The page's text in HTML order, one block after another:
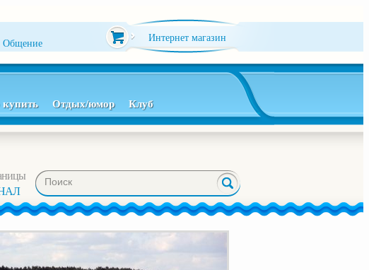
Общение
Интернет магазин
купить Отдых/юмор Клуб